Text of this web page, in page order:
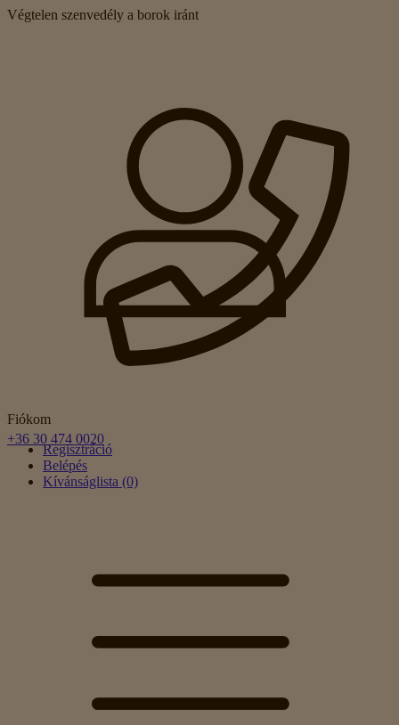
Végtelen szenvedély a borok iránt
Fiókom
Regisztráció
Belépés
Kívánságlista (0)
+36 30 474 0020